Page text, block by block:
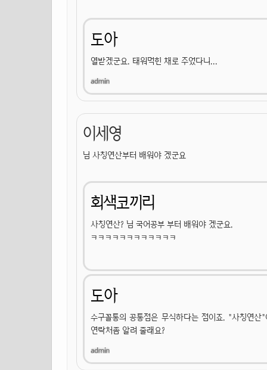
도아
열받겠군요. 태워먹힌 채로 주었다니...
이세영
님 사칭연산부터 배워야 겠군요
회색코끼리
사칭연산? 님 국어공부 부터 배워야 겠군요.
ㅋㅋㅋㅋㅋㅋㅋㅋㅋㅋㅋㅋ
도아
수구꼴통의 공통점은 무식하다는 점이죠. "사칭연
연락처좀 알려 줄래요?